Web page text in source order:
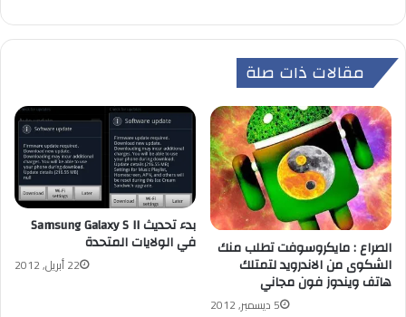
مقالات ذات صلة
بدء تحديث Samsung Galaxy S II
في الولايات المتحدة
22 أبريل, 2012
الصراع : مايكروسوفت تطلب منك
الشكوى من الاندرويد لتمتلك
هاتف ويندوز فون مجاني
5 ديسمبر, 2012